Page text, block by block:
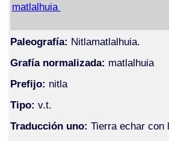
matlalhuia
Paleografía: Nitlamatlalhuia.
Grafía normalizada: matlalhuia
Prefijo: nitla
Tipo: v.t.
Traducción uno: Tierra echar con